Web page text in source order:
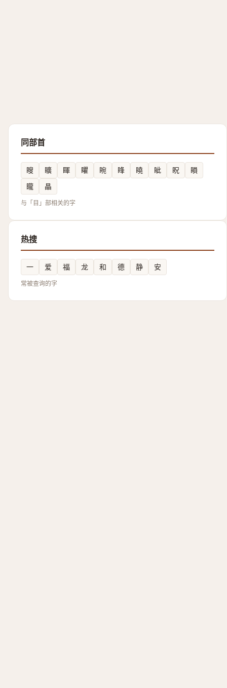
同部首
瞍 矌 睴 䂂 睕 䀱 䁱 眦 眖
䁚
矓
瞐
与「目」部相关的字
热搜
一 爱 福 龙 和 德 静 安
常被查询的字